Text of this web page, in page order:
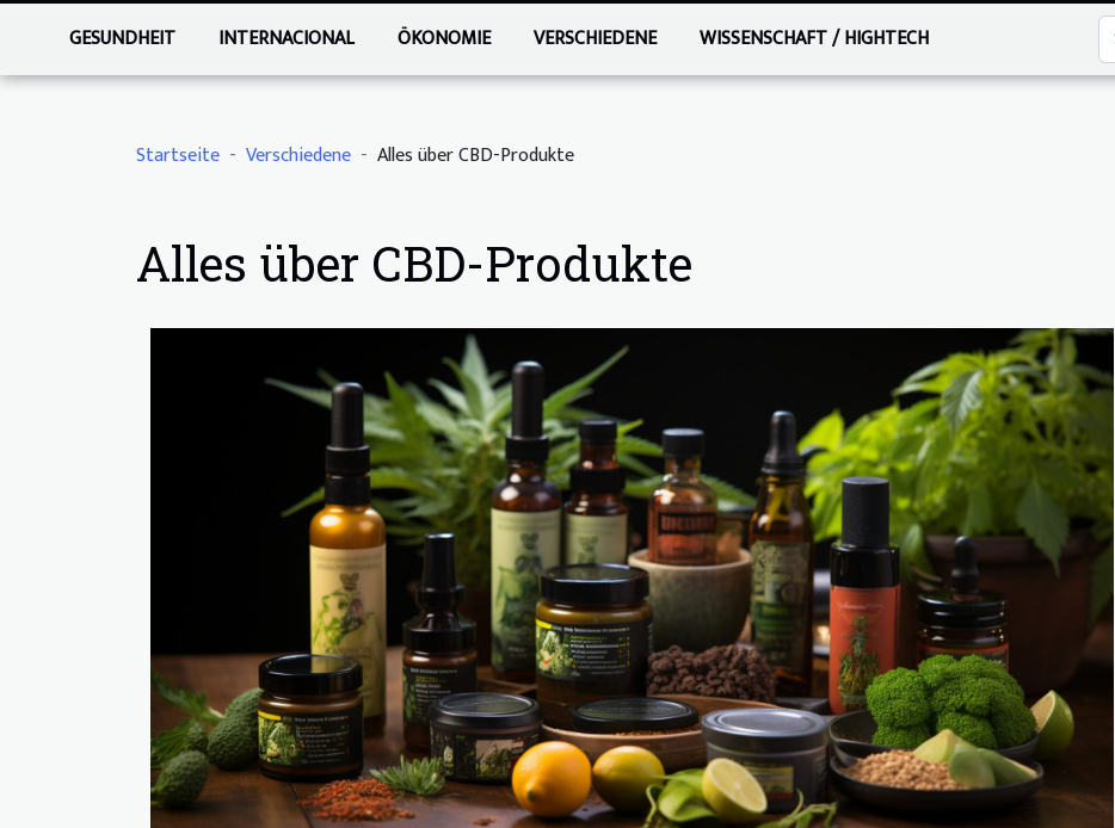
GESUNDHEIT INTERNACIONAL ÖKONOMIE VERSCHIEDENE WISSENSCHAFT / HIGHTECH
Startseite Verschiedene Alles über CBD-Produkte
Alles über CBD-Produkte